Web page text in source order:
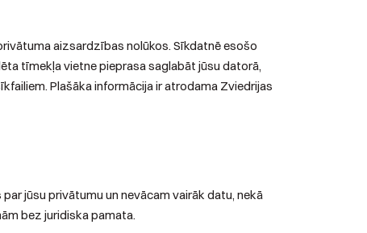
aizsardzības nolūkos. Sīkdatnē esošo
tīmekļa vietne pieprasa saglabāt jūsu datorā,
Plašāka informācija ir atrodama Zviedrijas
jūsu privātumu un nevācam vairāk datu, nekā
bez juridiska pamata.